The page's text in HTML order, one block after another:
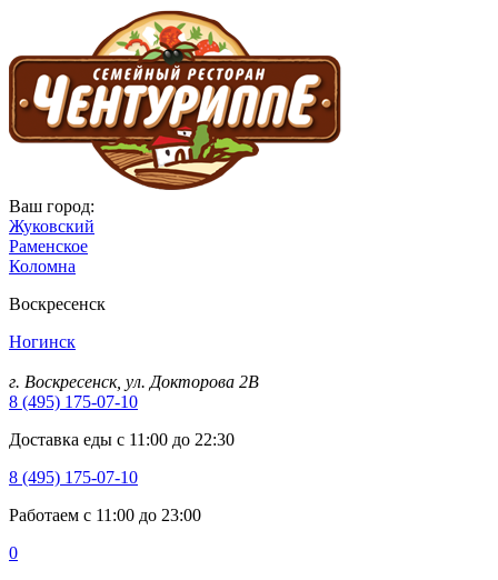
Ваш город:
Жуковский
Раменское
Коломна
Воскресенск
Ногинск
г. Воскресенск, ул. Докторова 2B
8 (495) 175-07-10
Доставка еды с 11:00 до 22:30
8 (495) 175-07-10
Работаем с 11:00 до 23:00
0